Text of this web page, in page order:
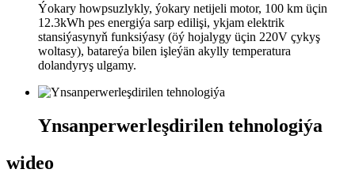
Ýokary howpsuzlykly, ýokary netijeli motor, 100 km üçin
12.3kWh pes energiýa sarp edilişi, ykjam elektrik
stansiýasynyň funksiýasy (öý hojalygy üçin 220V çykyş
woltasy), batareýa bilen işleýän akylly temperatura
dolandyryş ulgamy.
Ynsanperwerleşdirilen tehnologiýa
wideo